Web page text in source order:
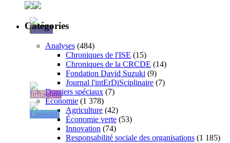
Catégories
Analyses (484)
Chroniques de l'ISE (15)
Chroniques de la CRCDE (14)
Fondation David Suzuki (9)
Journal l'intErDiSciplinaire (7)
Dossiers spéciaux (7)
Économie (1 378)
Agriculture (42)
Économie verte (53)
Innovation (74)
Responsabilité sociale des organisations (1 185)